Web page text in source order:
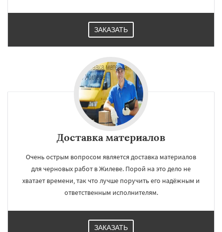
ЗАКАЗАТЬ
Доставка материалов
Очень острым вопросом является доставка материалов
для черновых работ в Жилеве. Порой на это дело не
хватает времени, так что лучше поручить его надёжным и
ответственным исполнителям.
ЗАКАЗАТЬ